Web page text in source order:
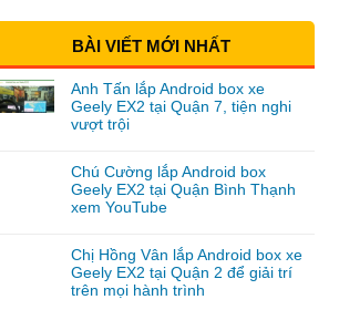
BÀI VIẾT MỚI NHẤT
Anh Tấn lắp Android box xe
Geely EX2 tại Quận 7, tiện nghi
vượt trội
Chú Cường lắp Android box
Geely EX2 tại Quận Bình Thạnh
xem YouTube
Chị Hồng Vân lắp Android box xe
Geely EX2 tại Quận 2 để giải trí
trên mọi hành trình